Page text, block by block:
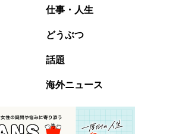
仕事・人生
どうぶつ
話題
海外ニュース